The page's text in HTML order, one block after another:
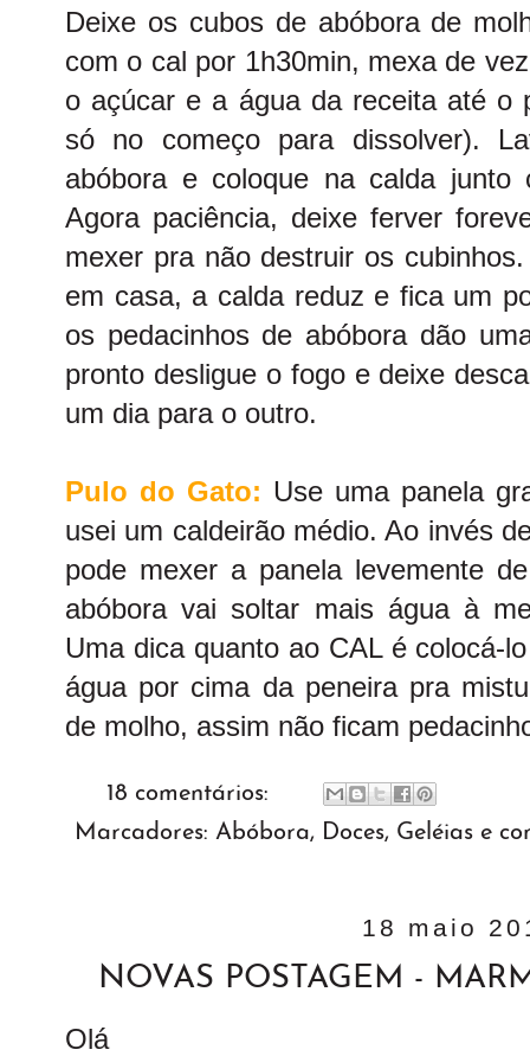
Deixe os cubos de abóbora de
com o cal por 1h30min, mexa de
o açúcar e a água da receita até o
só no começo para dissolver).
abóbora e coloque na calda
Agora paciência, deixe ferver
mexer pra não destruir os
em casa, a calda reduz e fica um
os pedacinhos de abóbora dão
pronto desligue o fogo e deixe
um dia para o outro.
Pulo do Gato: Use uma panela
usei um caldeirão médio. Ao invés
pode mexer a panela levemente
abóbora vai soltar mais água à
Uma dica quanto ao CAL é colocá-
água por cima da peneira pra
de molho, assim não ficam
18 comentários:
Marcadores: Abóbora, Doces, Geléias e
18 maio
NOVAS POSTAGEM -
Olá